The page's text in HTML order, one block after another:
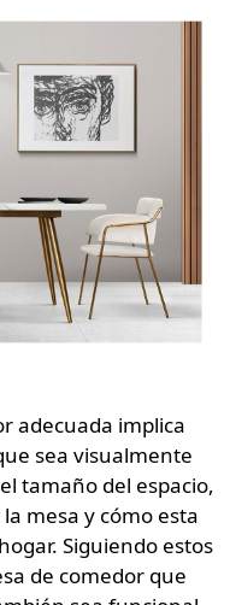
adecuada implica
sea visualmente
tamaño del espacio,
mesa y cómo esta
Siguiendo estos
de comedor que